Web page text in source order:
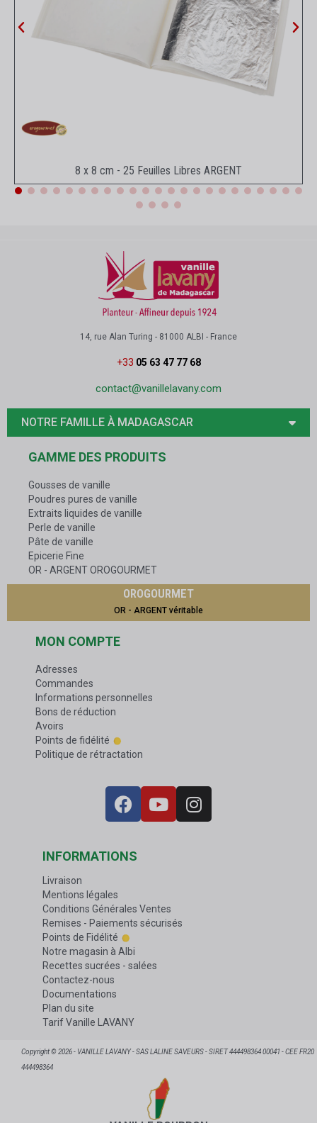
Aperçu rapide
8 x 8 cm - 25 Feuilles Libres ARGENT
14, rue Alan Turing - 81000 ALBI - France
+33 05 63 47 77 68
contact@vanillelavany.com
NOTRE FAMILLE À MADAGASCAR
GAMME DES PRODUITS
Gousses de vanille
Poudres pures de vanille
Extraits liquides de vanille
Perle de vanille
Pâte de vanille
Epicerie Fine
OR - ARGENT OROGOURMET
OROGOURMET
OR - ARGENT véritable
MON COMPTE
Adresses
Commandes
Informations personnelles
Bons de réduction
Avoirs
Points de fidélité
Politique de rétractation
INFORMATIONS
Livraison
Mentions légales
Conditions Générales Ventes
Remises - Paiements sécurisés
Points de Fidélité
Notre magasin à Albi
Recettes sucrées - salées
Contactez-nous
Documentations
Plan du site
Tarif Vanille LAVANY
Copyright © 2026 - VANILLE LAVANY - SAS LALINE SAVEURS - SIRET 444498364 00041 - CEE FR20
444498364